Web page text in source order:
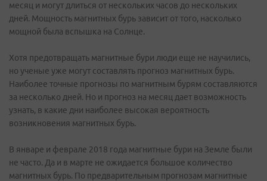
месяц и могут длиться от нескольких часов до нескольких
дней. Мощность магнитных бурь зависит от того, насколько
мощной была вспышка на Солнце.
Хотя предотвращать магнитные бури люди еще не научились,
но ученые уже могут составлять прогноз магнитных бурь.
Наиболее точные прогнозы по магнитным бурям составляются
за несколько дней. Но и прогноз на месяц дает возможность
узнать, в какие дни наиболее высокая вероятность
возникновения магнитных бурь.
В январе и феврале 2018 года магнитные бури на Земле были
не часто. Да и в марте не ожидается большое количество
магнитных бурь. По предварительным прогнозам магнитные